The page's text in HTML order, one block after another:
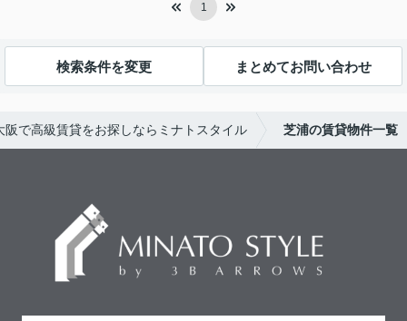
1
検索条件を変更 まとめてお問い合わせ
阪で高級賃貸をお探しならミナトスタイル 芝浦の賃貸物件一覧